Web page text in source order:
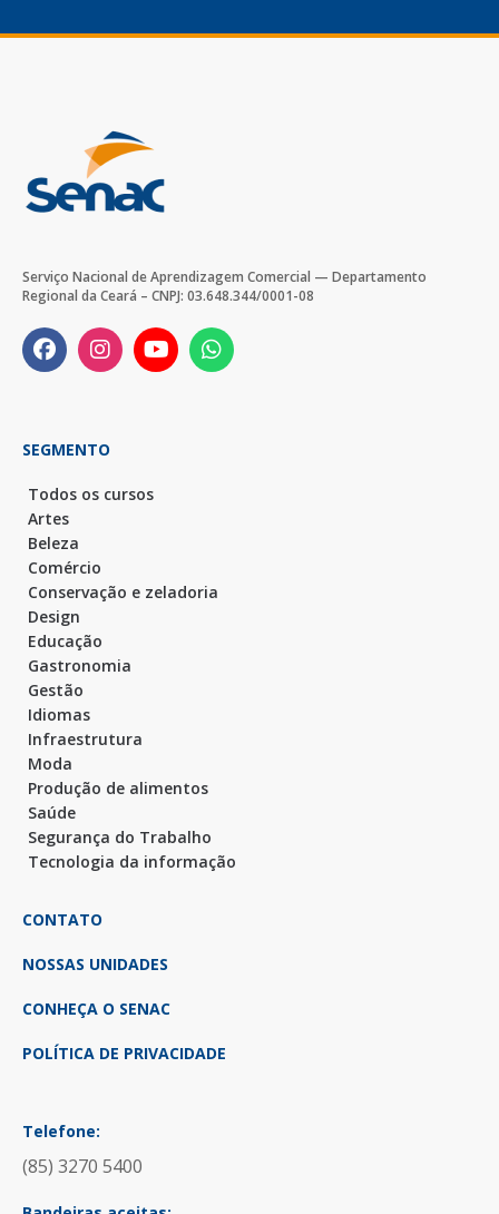
Serviço Nacional de Aprendizagem Comercial — Departamento
Regional da Ceará – CNPJ: 03.648.344/0001-08
SEGMENTO
Todos os cursos
Artes
Beleza
Comércio
Conservação e zeladoria
Design
Educação
Gastronomia
Gestão
Idiomas
Infraestrutura
Moda
Produção de alimentos
Saúde
Segurança do Trabalho
Tecnologia da informação
CONTATO
NOSSAS UNIDADES
CONHEÇA O SENAC
POLÍTICA DE PRIVACIDADE
Telefone:
(85) 3270 5400